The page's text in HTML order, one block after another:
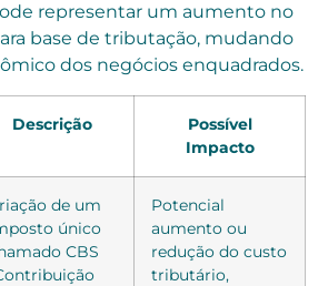
representar um aumento no
base de tributação, mudando
dos negócios enquadrados.
Descrição
Possível
Impacto
de um
único
CBS
Potencial
aumento ou
redução do custo
tributário,